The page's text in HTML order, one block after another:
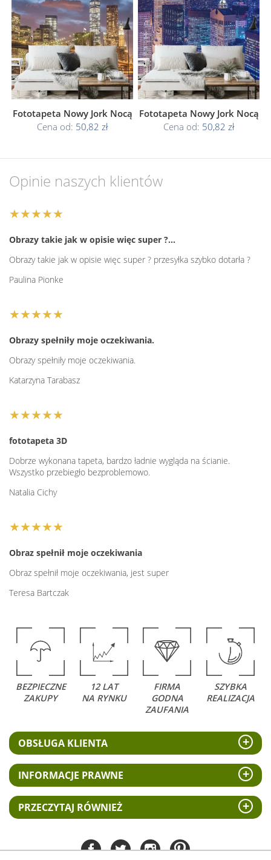
Fototapeta Nowy Jork Nocą
Cena od: 50,82 zł
Fototapeta Nowy Jork Nocą
Cena od: 50,82 zł
Opinie naszych klientów
★★★★★
Obrazy takie jak w opisie więc super ?…
Obrazy takie jak w opisie więc super ? przesyłka szybko dotarła ?
Paulina Pionke
★★★★★
Obrazy spełniły moje oczekiwania.
Obrazy spełniły moje oczekiwania.
Katarzyna Tarabasz
★★★★★
fototapeta 3D
Dobrze wykonana tapeta, bardzo ładnie wygląda na ścianie.
Wszystko przebiegło bezproblemowo.
Natalia Cichy
★★★★★
Obraz spełnił moje oczekiwania
Obraz spełnił moje oczekiwania, jest super
Teresa Bartczak
BEZPIECZNE
ZAKUPY
12 LAT
NA RYNKU
FIRMA
GODNA
ZAUFANIA
SZYBKA
REALIZACJA
OBSŁUGA KLIENTA
INFORMACJE PRAWNE
PRZECZYTAJ RÓWNIEŻ